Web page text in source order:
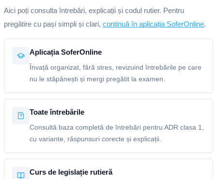
Aici poți consulta întrebări, explicații și codul rutier. Pentru
pregătire cu pași simpli și clari, continuă în aplicația SoferOnline.
Aplicația SoferOnline
Învață organizat, fără stres, revizuind întrebările pe care
nu le stăpânești și mergi pregătit la examen.
Toate întrebările
Consultă baza completă de întrebări pentru ADR clasa 1,
cu variante, răspunsuri corecte și explicații.
Curs de legislație rutieră